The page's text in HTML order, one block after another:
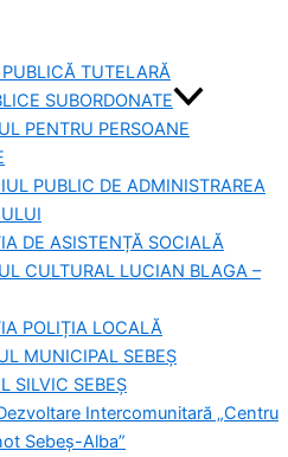
TUTELARĂ
SUBORDONATE
PENTRU PERSOANE
PUBLIC DE ADMINISTRAREA
DE ASISTENȚĂ SOCIALĂ
CULTURAL LUCIAN BLAGA –
POLIȚIA LOCALĂ
MUNICIPAL SEBEȘ
SILVIC SEBEȘ
Intercomunitară „Centru
Sebeș-Alba”